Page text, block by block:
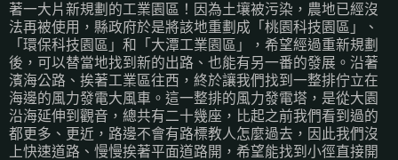
著一大片新規劃的工業園區！因為土壤被污染，農地已經沒
法再被使用，縣政府於是將該地重劃成「桃園科技園區」、
「環保科技園區」和「大潭工業園區」，希望經過重新規劃
後，可以替當地找到新的出路、也能有另一番的發展。沿著
濱海公路、挨著工業區往西，終於讓我們找到一整排佇立在
海邊的風力發電大風車。這一整排的風力發電塔，是從大園
沿海延伸到觀音，總共有二十幾座，比起之前我們看到過的
都更多、更近，路邊不會有路標教人怎麼過去，因此我們沒
上快速道路、慢慢挨著平面道路開，希望能找到小徑直接開